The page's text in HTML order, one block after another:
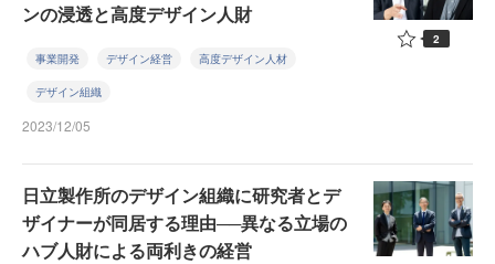
ンの浸透と高度デザイン人財
事業開発 デザイン経営 高度デザイン人材
デザイン組織
2023/12/05
2
日立製作所のデザイン組織に研究者とデ
ザイナーが同居する理由──異なる立場の
ハブ人財による両利きの経営